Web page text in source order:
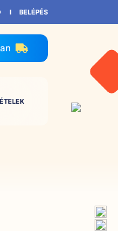
BELÉPÉS